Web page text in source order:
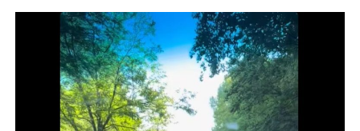
На полицейските органи са възложени оперативно –
издирвателни мероприятия, свързани с
установяване на предходно преминали по трасето
на инкриминираната дата моторни превозни
средства, с евентуално последвало
компрометиране на пътната настилка.